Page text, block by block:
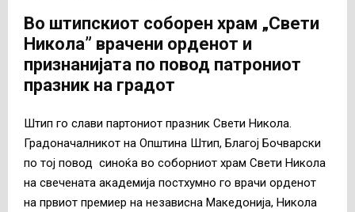
Во штипскиот соборен храм „Свети
Никола” врачени орденот и
признанијата по повод патрониот
празник на градот
Штип го слави партониот празник Свети Никола.
Градоначалникот на Општина Штип, Благој Бочварски
по тој повод синоќа во соборниот храм Свети Никола
на свечената академија постхумно го врачи орденот
на првиот премиер на независна Македонија, Никола